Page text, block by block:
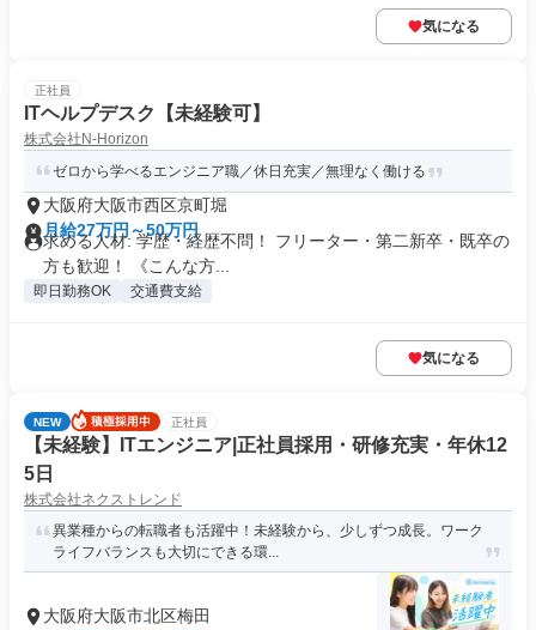
気になる
正社員
ITヘルプデスク【未経験可】
株式会社N-Horizon
ゼロから学べるエンジニア職／休日充実／無理なく働ける
大阪府大阪市西区京町堀
月給27万円～50万円
求める人材: 学歴・経歴不問！ フリーター・第二新卒・既卒の
方も歓迎！ 《こんな方...
即日勤務OK 交通費支給
気になる
NEW 正社員
【未経験】ITエンジニア|正社員採用・研修充実・年休12
5日
株式会社ネクストレンド
異業種からの転職者も活躍中！未経験から、少しずつ成長。ワーク
ライフバランスも大切にできる環...
大阪府大阪市北区梅田